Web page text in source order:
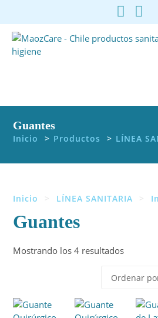
contenido
Guantes
Inicio > Productos > LÍNEA
Inicio LÍNEA SANITARIA
Guantes
Mostrando los 4 resultadosOrdenado
los
últimos